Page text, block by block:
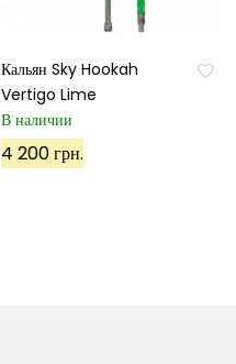
Кальян Sky Hookah
Vertigo Lime
В наличии
4 200 грн.